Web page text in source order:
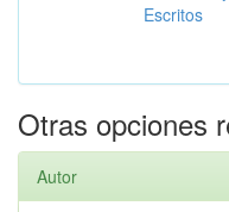
Escritos
Otras opciones
Autor